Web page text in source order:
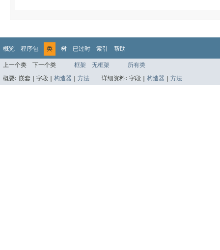
概览 程序包 类 树 已过时 索引 帮助
上一个类 下一个类 框架 无框架
所有类
概要: 嵌套 | 字段 | 构造器 方法 详细资料: 字段 | 构造器 方法